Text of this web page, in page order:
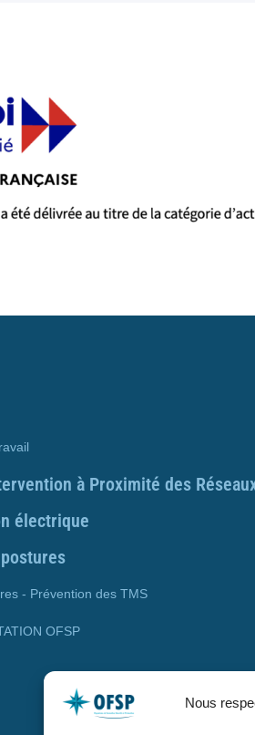
Nous
à Proximité des
électrique
- Prévention des TMS
OFSP